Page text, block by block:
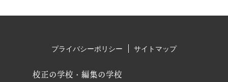
校正の学校・編集の学校
プライバシーポリシー サイトマップ